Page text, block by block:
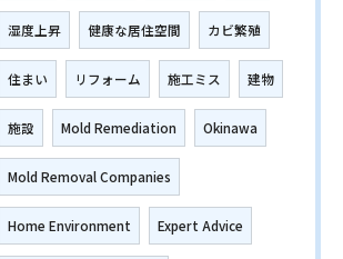
湿度上昇 健康な居住空間 カビ繁殖
住まい リフォーム 施工ミス 建物
施設 Mold Remediation Okinawa
Mold Removal Companies
Home Environment Expert Advice